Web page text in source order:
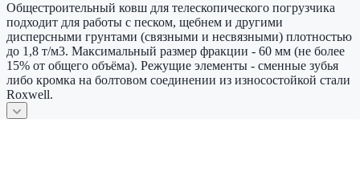
Общестроительный ковш для телескопического погрузчика
подходит для работы с песком, щебнем и другими
дисперсными грунтами (связными и несвязными) плотностью
до 1,8 т/м3. Максимальный размер фракции - 60 мм (не более
15% от общего объёма). Режущие элементы - сменные зубья
либо кромка на болтовом соединении из износостойкой стали
Roxwell.